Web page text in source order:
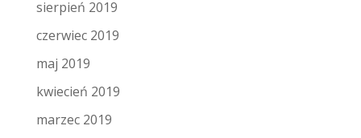
sierpień 2019
czerwiec 2019
maj 2019
kwiecień 2019
marzec 2019